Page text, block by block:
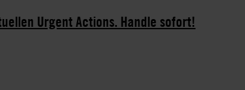
Urgent Actions. Handle sofort!